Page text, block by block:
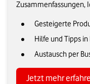
Zusammenfassungen,
Gesteigerte
Hilfe und Tipps
Austausch per
Jetzt mehr